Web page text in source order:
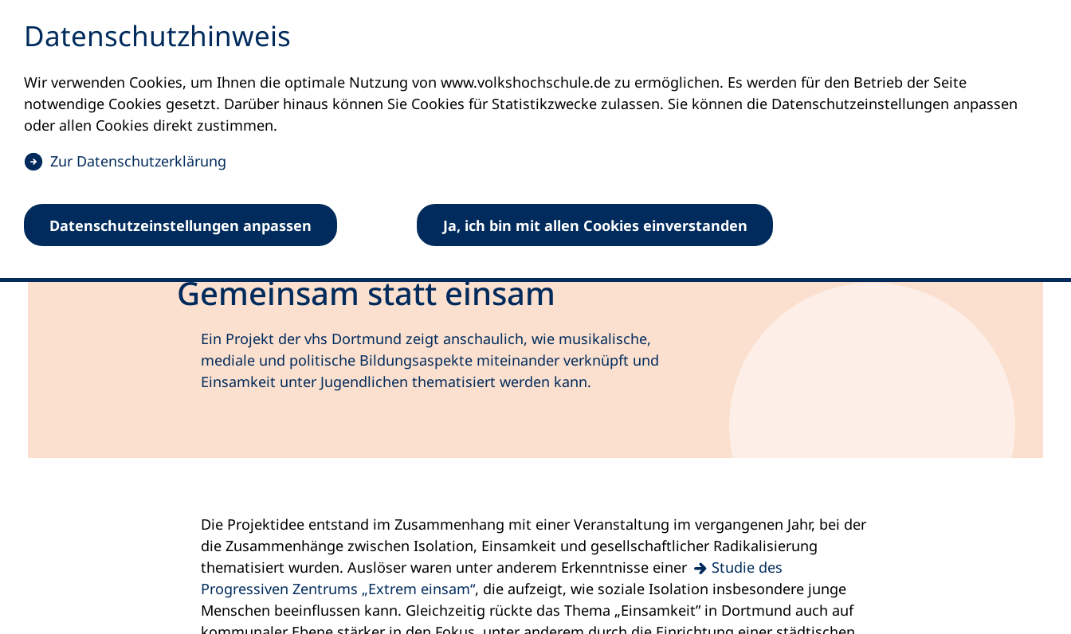
Datenschutz­hinweis
Wir verwenden Cookies, um Ihnen die optimale Nutzung von www.volkshochschule.de zu ermöglichen. Es werden für den Betrieb der Seite
notwendige Cookies gesetzt. Darüber hinaus können Sie Cookies für Statistikzwecke zulassen. Sie können die Datenschutz­einstellungen anpassen
oder allen Cookies direkt zustimmen.
Zur Datenschutz­erklärung
Datenschutz­einstellungen anpassen Ja, ich bin mit allen Cookies einverstanden
Startseite Unsere Projekte Politische Jugendbildung Praxisbeispiele Gemeinsam statt einsam
Gemeinsam statt einsam
Ein Projekt der vhs Dortmund zeigt anschaulich, wie musikalische,
mediale und politische Bildungsaspekte miteinander verknüpft und
Einsamkeit unter Jugendlichen thematisiert werden kann.
Die Projektidee entstand im Zusammenhang mit einer Veranstaltung im vergangenen Jahr, bei der
die Zusammenhänge zwischen Isolation, Einsamkeit und gesellschaftlicher Radikalisierung
thematisiert wurden. Auslöser waren unter anderem Erkenntnisse einer
Studie des
Progressiven Zentrums „Extrem einsam“, die aufzeigt, wie soziale Isolation insbesondere junge
Menschen beeinflussen kann. Gleichzeitig rückte das Thema „Einsamkeit” in Dortmund auch auf